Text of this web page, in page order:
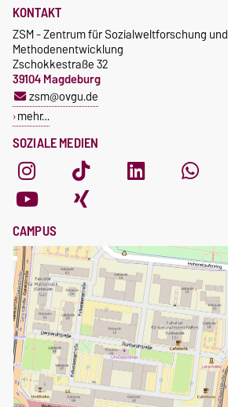
SOZIALE MEDIEN
KONTAKT
ZSM - Zentrum für Sozialweltforschung und
Methodenentwicklung
Zschokkestraße 32
39104 Magdeburg
zsm@ovgu.de
mehr…
CAMPUS